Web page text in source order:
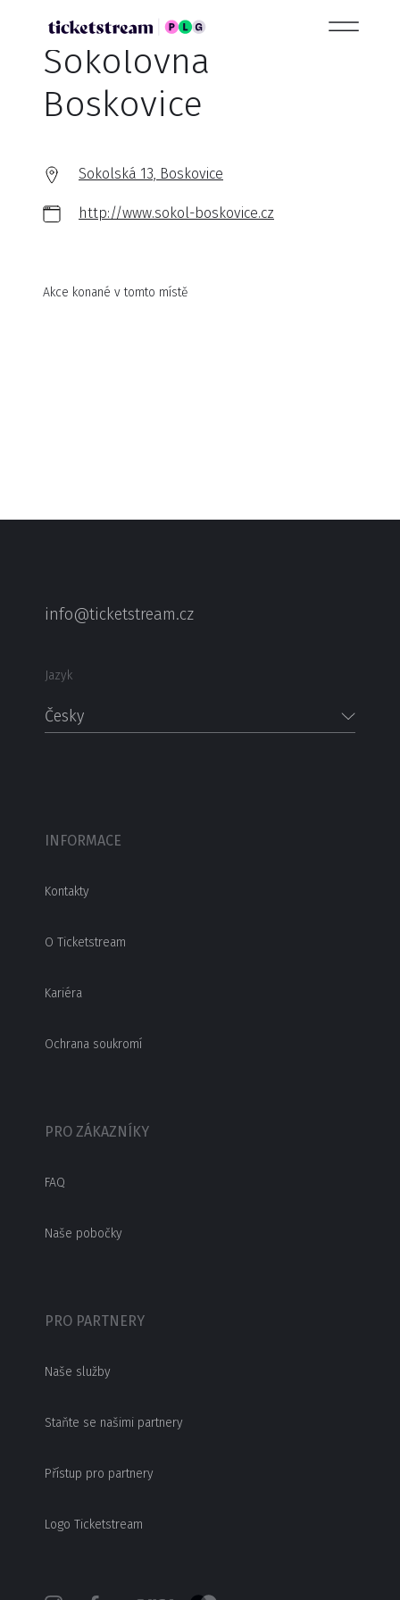
Sokolovna
Boskovice
Sokolská 13, Boskovice
http://www.sokol-boskovice.cz
Akce konané v tomto místě
info@ticketstream.cz
Jazyk
Česky
INFORMACE
Kontakty
O Ticketstream
Kariéra
Ochrana soukromí
PRO ZÁKAZNÍKY
FAQ
Naše pobočky
PRO PARTNERY
Naše služby
Staňte se našimi partnery
Přístup pro partnery
Logo Ticketstream